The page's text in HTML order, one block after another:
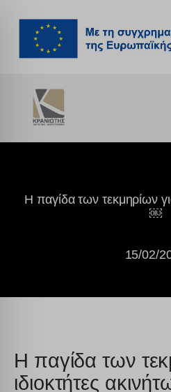
Η παγίδα των τεκμηρίων
￼
15/02/
H παγίδα των
ιδιοκτήτες